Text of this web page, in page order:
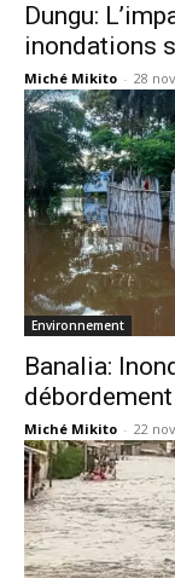
Dungu:
inondations
Miché Mikito - 28
Environnement
Banalia:
Miché Mikito - 22